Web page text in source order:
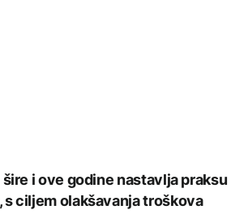
i ove godine nastavlja praksu
ciljem olakšavanja troškova